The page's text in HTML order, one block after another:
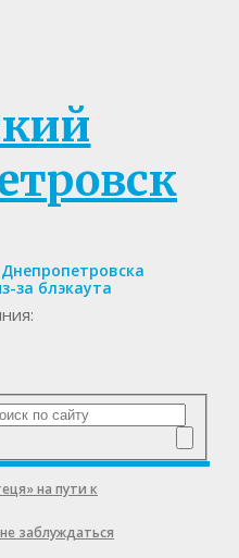
за блэкаута
на пути к
заблуждаться